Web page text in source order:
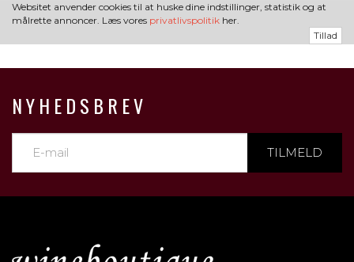
Websitet anvender cookies til at huske dine indstillinger, statistik og at
målrette annoncer. Læs vores privatlivspolitik her.
Tillad
NYHEDSBREV
TILMELD